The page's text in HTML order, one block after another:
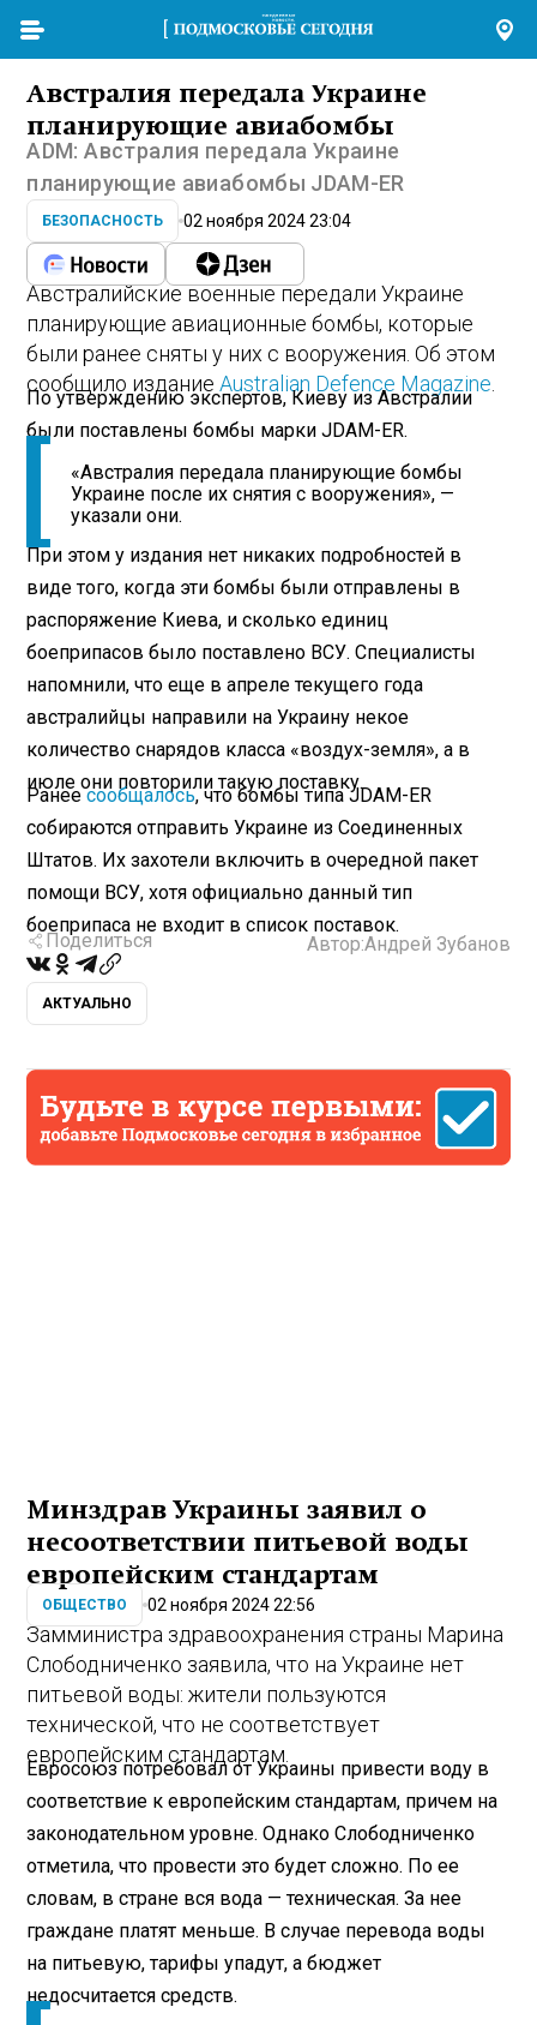
Австралия передала Украине
планирующие авиабомбы
ADM: Австралия передала Украине
планирующие авиабомбы JDAM-ER
БЕЗОПАСНОСТЬ 02 ноября 2024 23:04
Австралийские военные передали Украине
планирующие авиационные бомбы, которые
были ранее сняты у них с вооружения. Об этом
сообщило изданиеAustralian Defence Magazine
По утверждению экспертов, Киеву из Австралии
были поставлены бомбы марки JDAM-ER.
«Австралия передала планирующие бомбы
Украине после их снятия с вооружения», —
указали они.
При этом у издания нет никаких подробностей в
виде того, когда эти бомбы были отправлены в
распоряжение Киева, и сколько единиц
боеприпасов было поставлено ВСУ. Специалисты
напомнили, что еще в апреле текущего года
австралийцы направили на Украину некое
количество снарядов класса «воздух-земля», а в
июле они повторили такую поставку.
Ранеесообщалось, что бомбы типа JDAM-ER
собираются отправить Украине из Соединенных
Штатов. Их захотели включить в очередной пакет
помощи ВСУ, хотя официально данный тип
боеприпаса не входит в список поставок.
Поделиться Автор:Андрей Зубанов
АКТУАЛЬНО
Минздрав Украины заявил о
несоответствии питьевой воды
европейским стандартам
ОБЩЕСТВО 02 ноября 2024 22:56
Замминистра здравоохранения страны Марина
Слободниченко заявила, что на Украине нет
питьевой воды: жители пользуются
технической, что не соответствует
европейским стандартам.
Евросоюз потребовал от Украины привести воду в
соответствие к европейским стандартам, причем на
законодательном уровне. Однако Слободниченко
отметила, что провести это будет сложно. По ее
словам, в стране вся вода — техническая. За нее
граждане платят меньше. В случае перевода воды
на питьевую, тарифы упадут, а бюджет
недосчитается средств.